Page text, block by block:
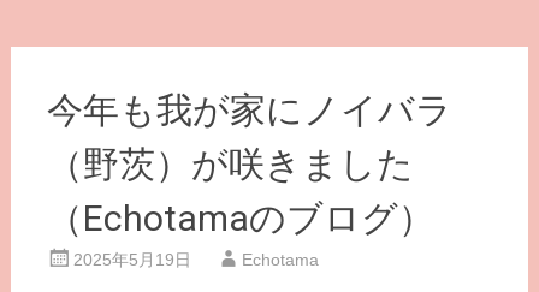
今年も我が家にノイバラ
（野茨）が咲きました
（Echotamaのブログ）
2025年5月19日 Echotama